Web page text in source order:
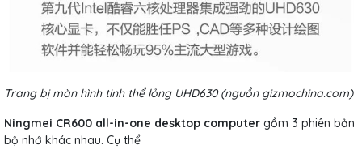
Trang bị màn hình tinh thể lỏng UHD630 (nguồn gizmochina.com)
Ningmei CR600 all-in-one desktop computer gồm 3 phiên bản
bộ nhớ khác nhau. Cụ thể